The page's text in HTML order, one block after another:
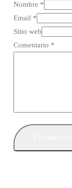
Nombre *
Email *
Sitio web
Comentario *